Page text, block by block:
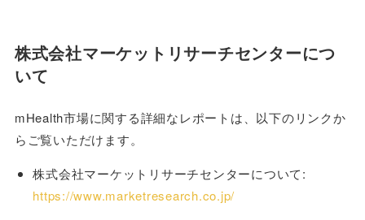
株式会社マーケットリサーチセンターにつ
いて
mHealth市場に関する詳細なレポートは、以下のリンクか
らご覧いただけます。
株式会社マーケットリサーチセンターについて:
https://www.marketresearch.co.jp/